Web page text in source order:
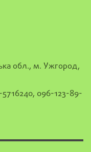
обл., м. Ужгород,
096-123-89-